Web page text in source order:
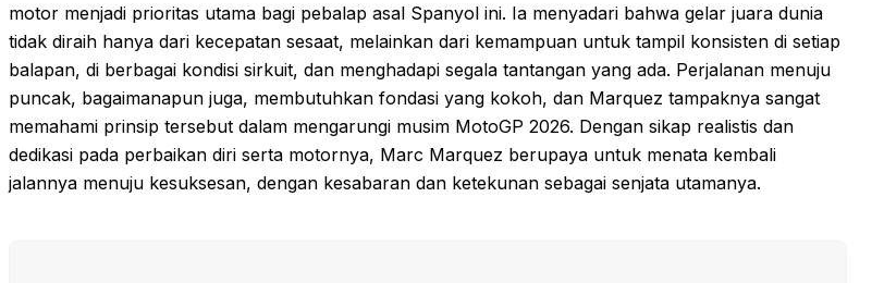
motor menjadi prioritas utama bagi pebalap asal Spanyol ini. Ia menyadari bahwa gelar juara dunia
tidak diraih hanya dari kecepatan sesaat, melainkan dari kemampuan untuk tampil konsisten di setiap
balapan, di berbagai kondisi sirkuit, dan menghadapi segala tantangan yang ada. Perjalanan menuju
puncak, bagaimanapun juga, membutuhkan fondasi yang kokoh, dan Marquez tampaknya sangat
memahami prinsip tersebut dalam mengarungi musim MotoGP 2026. Dengan sikap realistis dan
dedikasi pada perbaikan diri serta motornya, Marc Marquez berupaya untuk menata kembali
jalannya menuju kesuksesan, dengan kesabaran dan ketekunan sebagai senjata utamanya.